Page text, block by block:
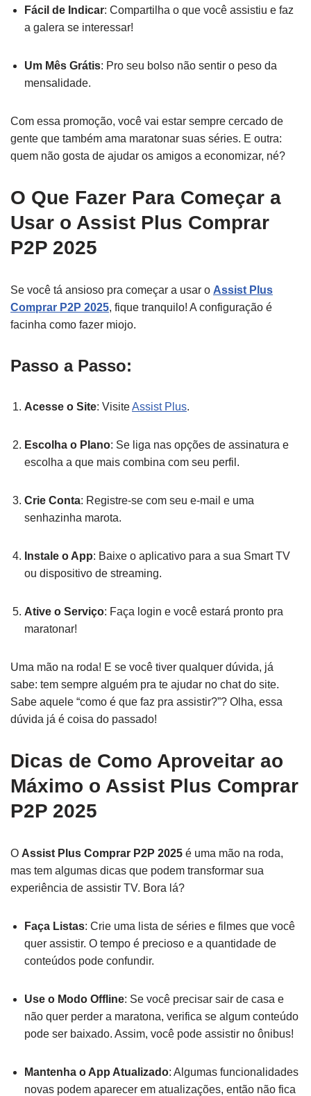
Fácil de Indicar: Compartilha o que você assistiu e faz
a galera se interessar!
Um Mês Grátis: Pro seu bolso não sentir o peso da
mensalidade.
Com essa promoção, você vai estar sempre cercado de
gente que também ama maratonar suas séries. E outra:
quem não gosta de ajudar os amigos a economizar, né?
O Que Fazer Para Começar a
Usar o Assist Plus Comprar
P2P 2025
Se você tá ansioso pra começar a usar o Assist Plus
Comprar P2P 2025, fique tranquilo! A configuração é
facinha como fazer miojo.
Passo a Passo:
Acesse o Site: VisiteAssist Plus.
Escolha o Plano: Se liga nas opções de assinatura e
escolha a que mais combina com seu perfil.
Crie Conta: Registre-se com seu e-mail e uma
senhazinha marota.
Instale o App: Baixe o aplicativo para a sua Smart TV
ou dispositivo de streaming.
Ative o Serviço: Faça login e você estará pronto pra
maratonar!
Uma mão na roda! E se você tiver qualquer dúvida, já
sabe: tem sempre alguém pra te ajudar no chat do site.
Sabe aquele “como é que faz pra assistir?”? Olha, essa
dúvida já é coisa do passado!
Dicas de Como Aproveitar ao
Máximo o Assist Plus Comprar
P2P 2025
O Assist Plus Comprar P2P 2025 é uma mão na roda,
mas tem algumas dicas que podem transformar sua
experiência de assistir TV. Bora lá?
Faça Listas: Crie uma lista de séries e filmes que você
quer assistir. O tempo é precioso e a quantidade de
conteúdos pode confundir.
Use o Modo Offline: Se você precisar sair de casa e
não quer perder a maratona, verifica se algum conteúdo
pode ser baixado. Assim, você pode assistir no ônibus!
Mantenha o App Atualizado: Algumas funcionalidades
novas podem aparecer em atualizações, então não fica